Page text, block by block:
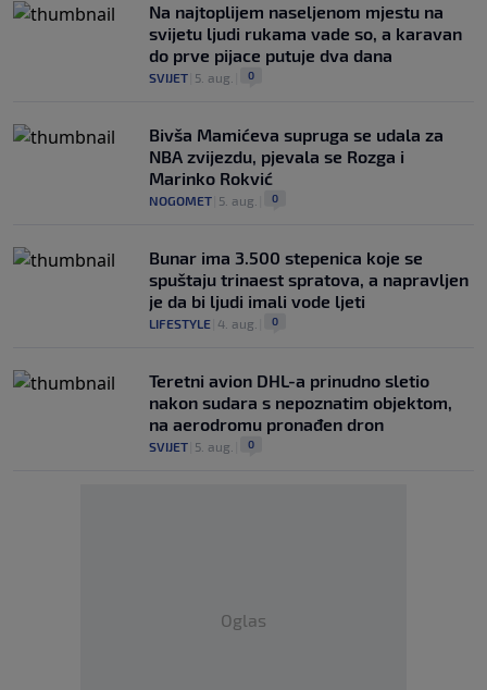
Na najtoplijem naseljenom mjestu na
svijetu ljudi rukama vade so, a karavan
do prve pijace putuje dva dana
SVIJET 5. aug. 0
Bivša Mamićeva supruga se udala za
NBA zvijezdu, pjevala se Rozga i
Marinko Rokvić
NOGOMET 5. aug. 0
Bunar imа 3.500 stepenica koje se
spuštaju trinaest spratova, a napravljen
je da bi ljudi imali vode ljeti
LIFESTYLE 4. aug. 0
Teretni avion DHL-a prinudno sletio
nakon sudara s nepoznatim objektom,
na aerodromu pronađen dron
SVIJET 5. aug. 0
Oglas